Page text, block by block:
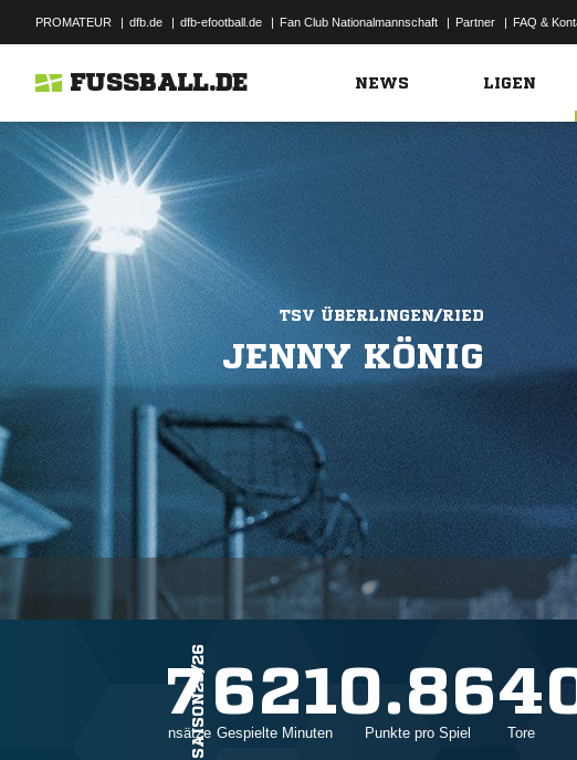
PROMATEUR | dfb.de | dfb-efootball.de | Fan Club Nationalmannschaft | Partner | FAQ &
FUSSBALL.DE NEWS LIGEN
TSV ÜBERLINGEN/RIED
JENNY KÖNIG
SAISON25/26
7
Einsätze
621
Gespielte Minuten
0.86
Punkte pro Spiel
4
Tore